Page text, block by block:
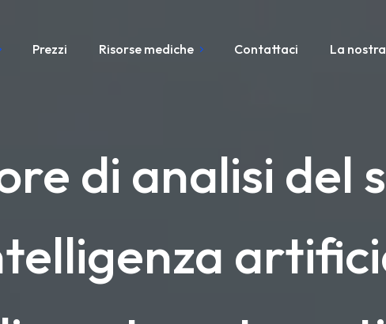
Prezzi Risorse mediche Contattaci La
di analisi del